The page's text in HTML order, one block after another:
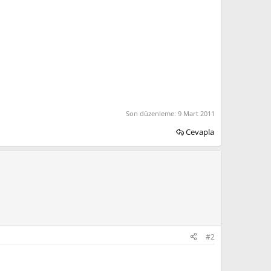
Son düzenleme: 9 Mart 2011
Cevapla
#2